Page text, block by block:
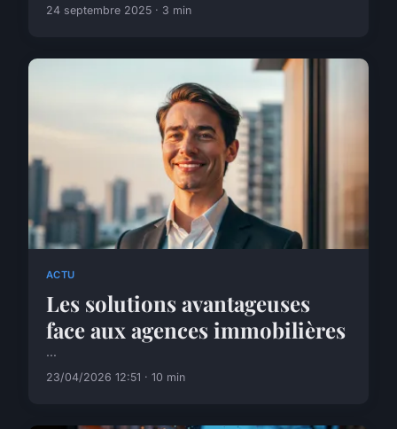
24 septembre 2025 · 3 min
ACTU
Les solutions avantageuses
face aux agences immobilières
...
23/04/2026 12:51 · 10 min